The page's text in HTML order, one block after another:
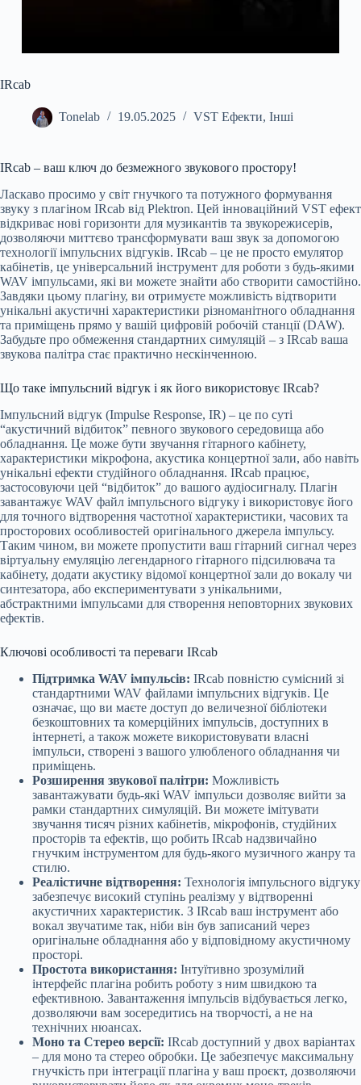
IRcab
Tonelab 19.05.2025 VST Ефекти, Інші
IRcab – ваш ключ до безмежного звукового простору!
Ласкаво просимо у світ гнучкого та потужного формування
звуку з плагіном IRcab від Plektron. Цей інноваційний VST ефект
відкриває нові горизонти для музикантів та звукорежисерів,
дозволяючи миттєво трансформувати ваш звук за допомогою
технології імпульсних відгуків. IRcab – це не просто емулятор
кабінетів, це універсальний інструмент для роботи з будь-якими
WAV імпульсами, які ви можете знайти або створити самостійно.
Завдяки цьому плагіну, ви отримуєте можливість відтворити
унікальні акустичні характеристики різноманітного обладнання
та приміщень прямо у вашій цифровій робочій станції (DAW).
Забудьте про обмеження стандартних симуляцій – з IRcab ваша
звукова палітра стає практично нескінченною.
Що таке імпульсний відгук і як його використовує IRcab?
Імпульсний відгук (Impulse Response, IR) – це по суті
“акустичний відбиток” певного звукового середовища або
обладнання. Це може бути звучання гітарного кабінету,
характеристики мікрофона, акустика концертної зали, або навіть
унікальні ефекти студійного обладнання. IRcab працює,
застосовуючи цей “відбиток” до вашого аудіосигналу. Плагін
завантажує WAV файл імпульсного відгуку і використовує його
для точного відтворення частотної характеристики, часових та
просторових особливостей оригінального джерела імпульсу.
Таким чином, ви можете пропустити ваш гітарний сигнал через
віртуальну емуляцію легендарного гітарного підсилювача та
кабінету, додати акустику відомої концертної зали до вокалу чи
синтезатора, або експериментувати з унікальними,
абстрактними імпульсами для створення неповторних звукових
ефектів.
Ключові особливості та переваги IRcab
Підтримка WAV імпульсів: IRcab повністю сумісний зі
стандартними WAV файлами імпульсних відгуків. Це
означає, що ви маєте доступ до величезної бібліотеки
безкоштовних та комерційних імпульсів, доступних в
інтернеті, а також можете використовувати власні
імпульси, створені з вашого улюбленого обладнання чи
приміщень.
Розширення звукової палітри: Можливість
завантажувати будь-які WAV імпульси дозволяє вийти за
рамки стандартних симуляцій. Ви можете імітувати
звучання тисяч різних кабінетів, мікрофонів, студійних
просторів та ефектів, що робить IRcab надзвичайно
гнучким інструментом для будь-якого музичного жанру та
стилю.
Реалістичне відтворення: Технологія імпульсного відгуку
забезпечує високий ступінь реалізму у відтворенні
акустичних характеристик. З IRcab ваш інструмент або
вокал звучатиме так, ніби він був записаний через
оригінальне обладнання або у відповідному акустичному
просторі.
Простота використання: Інтуїтивно зрозумілий
інтерфейс плагіна робить роботу з ним швидкою та
ефективною. Завантаження імпульсів відбувається легко,
дозволяючи вам зосередитись на творчості, а не на
технічних нюансах.
Моно та Стерео версії: IRcab доступний у двох варіантах
– для моно та стерео обробки. Це забезпечує максимальну
гнучкість при інтеграції плагіна у ваш проєкт, дозволяючи